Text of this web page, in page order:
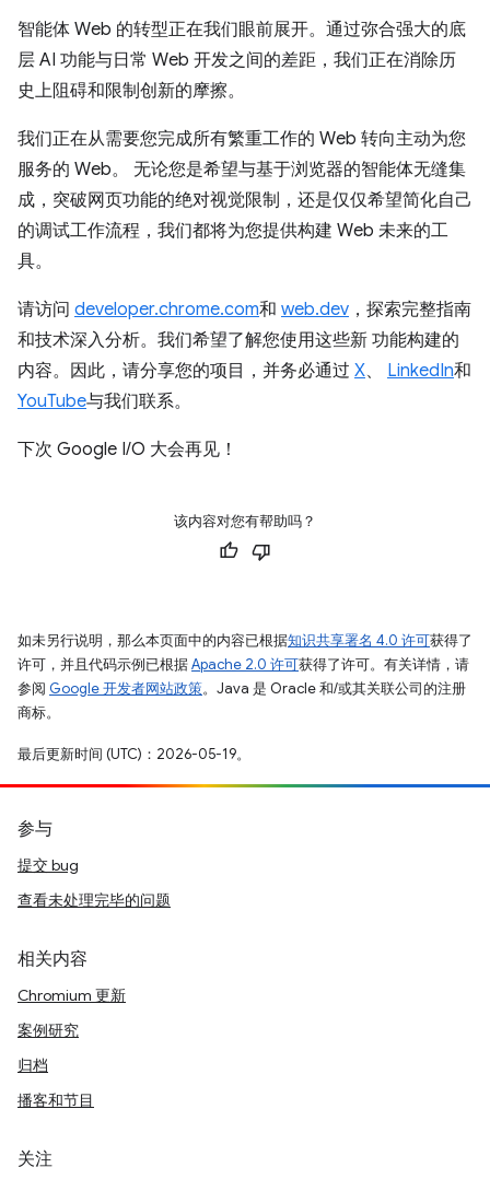
智能体 Web 的转型正在我们眼前展开。通过弥合强大的底
层 AI 功能与日常 Web 开发之间的差距，我们正在消除历
史上阻碍和限制创新的摩擦。
我们正在从需要您完成所有繁重工作的 Web 转向主动为您
服务的 Web。 无论您是希望与基于浏览器的智能体无缝集
成，突破网页功能的绝对视觉限制，还是仅仅希望简化自己
的调试工作流程，我们都将为您提供构建 Web 未来的工
具。
请访问 developer.chrome.com和 web.dev ，探索完整指南
和技术深入分析。我们希望了解您使用这些新 功能构建的
内容。因此，请分享您的项目，并务必通过 X、 LinkedIn和
YouTube与我们联系。
下次 Google I/O 大会再见！
该内容对您有帮助吗？
如未另行说明，那么本页面中的内容已根据知识共享署名 4.0 许可获得了
许可，并且代码示例已根据Apache 2.0 许可获得了许可。有关详情，请
参阅 Google 开发者网站政策。Java 是 Oracle 和/或其关联公司的注册
商标。
最后更新时间 (UTC)：2026-05-19。
参与
提交 bug
查看未处理完毕的问题
相关内容
Chromium 更新
案例研究
归档
播客和节目
关注